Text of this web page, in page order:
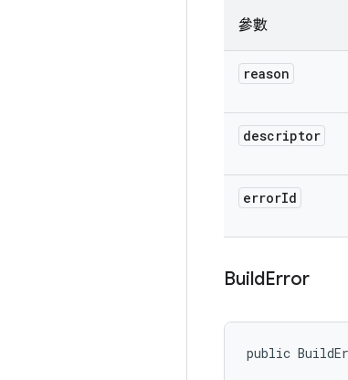
參數
reason
descriptor
errorId
BuildError
public